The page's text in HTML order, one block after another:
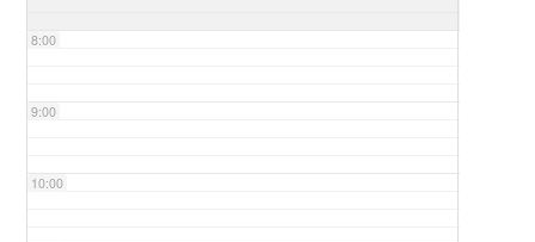
8:00
9:00
10:00